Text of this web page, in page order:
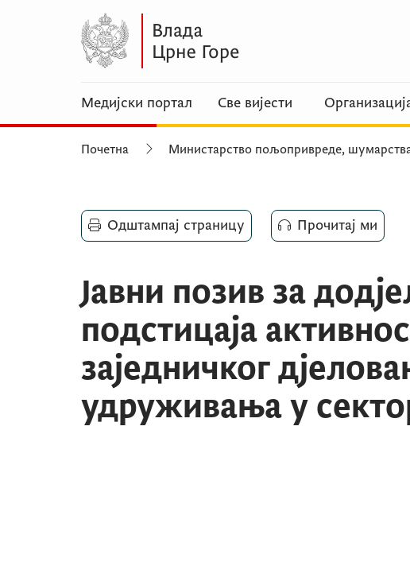
Медијски портал Све вијести
Почетна Министарство пољопривреде,
Одштампај страницу Прочитај ми
Јавни позив за
подстицаја
заједничког
удруживања у